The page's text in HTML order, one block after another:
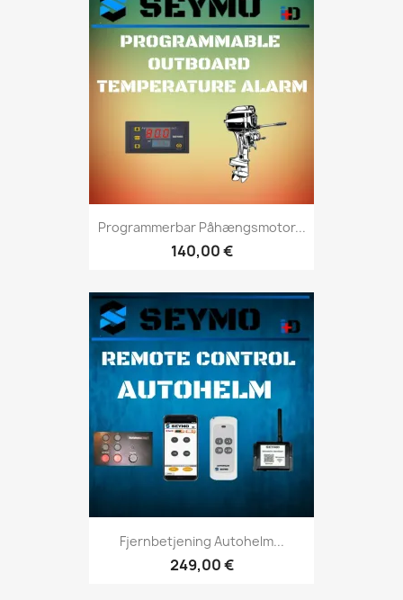
Programmerbar Påhængsmotor...
140,00 €
Fjernbetjening Autohelm...
249,00 €